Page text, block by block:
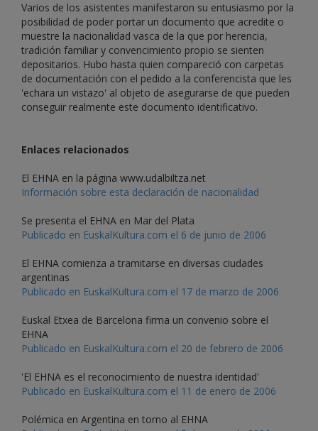
Varios de los asistentes manifestaron su entusiasmo por la
posibilidad de poder portar un documento que acredite o
muestre la nacionalidad vasca de la que por herencia,
tradición familiar y convencimiento propio se sienten
depositarios. Hubo hasta quien compareció con carpetas
de documentación con el pedido a la conferencista que les
'echara un vistazo' al objeto de asegurarse de que pueden
conseguir realmente este documento identificativo.
Enlaces relacionados
El EHNA en la página www.udalbiltza.net
Información sobre esta declaración de nacionalidad
Se presenta el EHNA en Mar del Plata
Publicado en EuskalKultura.com el 6 de junio de 2006
El EHNA comienza a tramitarse en diversas ciudades
argentinas
Publicado en EuskalKultura.com el 17 de marzo de 2006
Euskal Etxea de Barcelona firma un convenio sobre el
EHNA
Publicado en EuskalKultura.com el 20 de febrero de 2006
'El EHNA es el reconocimiento de nuestra identidad'
Publicado en EuskalKultura.com el 11 de enero de 2006
Polémica en Argentina en torno al EHNA